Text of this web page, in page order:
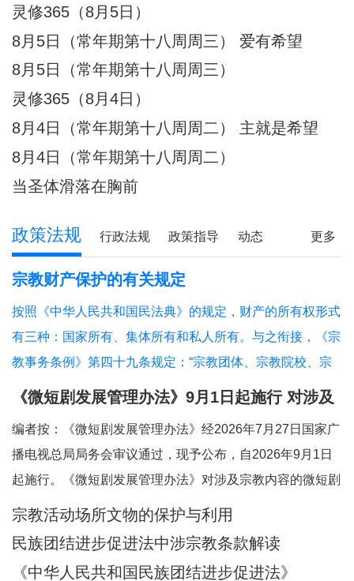
有的天主，竟与自己的受造物建立盟约，甘愿
灵修365（8月5日）
8月5日（常年期第十八周周三） 爱有希望
8月5日（常年期第十八周周三）
灵修365（8月4日）
8月4日（常年期第十八周周二） 主就是希望
8月4日（常年期第十八周周二）
当圣体滑落在胸前
更多
政策法规 行政法规 政策指导 动态
宗教财产保护的有关规定
按照《中华人民共和国民法典》的规定，财产的所有权形式
有三种：国家所有、集体所有和私人所有。与之衔接，《宗
教事务条例》第四十九条规定：“宗教团体、宗教院校、宗
教活动场所对依法占有的属于国家、集体所有的财产，依照
有所有权或者其他财产权利。”对现行法律法
《微短剧发展管理办法》9月1日起施行 对涉及
编者按：《微短剧发展管理办法》经2026年7月27日国家广
播电视总局局务会审议通过，现予公布，自2026年9月1日
起施行。《微短剧发展管理办法》对涉及宗教内容的微短剧
作出规定。其中，第五条规定，一类微短剧是指投资额度较
民族、宗教、司法、公安等内容的特殊题材的微短
宗教活动场所文物的保护与利用
民族团结进步促进法中涉宗教条款解读
《中华人民共和国民族团结进步促进法》